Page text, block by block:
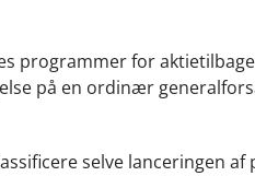
programmer for
på en ordinær
selve lanceringen